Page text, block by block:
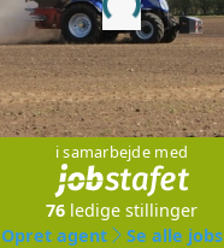
Loading...
Jobs
i samarbejde med
76 ledige stillinger
Opret agent
Se alle jobs